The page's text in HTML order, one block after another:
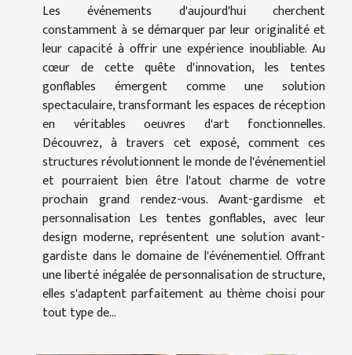
Les événements d'aujourd'hui cherchent
constamment à se démarquer par leur originalité et
leur capacité à offrir une expérience inoubliable. Au
cœur de cette quête d'innovation, les tentes
gonflables émergent comme une solution
spectaculaire, transformant les espaces de réception
en véritables oeuvres d'art fonctionnelles.
Découvrez, à travers cet exposé, comment ces
structures révolutionnent le monde de l'événementiel
et pourraient bien être l'atout charme de votre
prochain grand rendez-vous. Avant-gardisme et
personnalisation Les tentes gonflables, avec leur
design moderne, représentent une solution avant-
gardiste dans le domaine de l'événementiel. Offrant
une liberté inégalée de personnalisation de structure,
elles s'adaptent parfaitement au thème choisi pour
tout type de...